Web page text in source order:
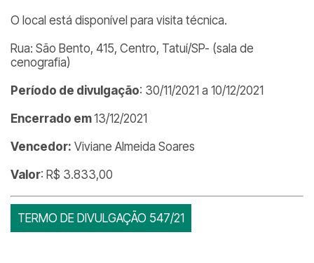
O local está disponível para visita técnica.
Rua: São Bento, 415, Centro, Tatuí/SP- (sala de
cenografia)
Período de divulgação: 30/11/2021 a 10/12/2021
Encerrado em13/12/2021
Vencedor: Viviane Almeida Soares
Valor: R$ 3.833,00
TERMO DE DIVULGAÇÃO 547/21